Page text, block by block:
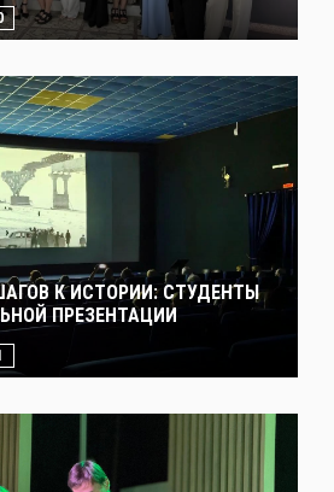
К ИСТОРИИ: СТУДЕНТЫ
ПРЕЗЕНТАЦИИ